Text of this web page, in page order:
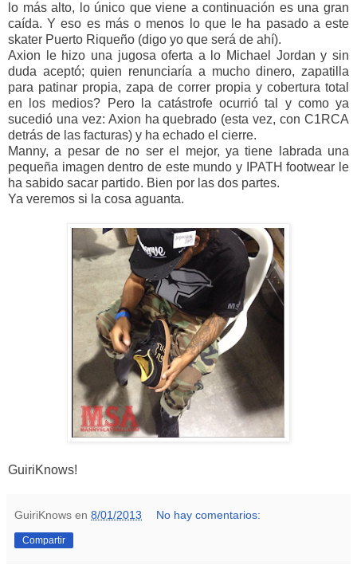
lo más alto, lo único que viene a continuación es una gran
caída. Y eso es más o menos lo que le ha pasado a este
skater Puerto Riqueño (digo yo que será de ahí).
Axion le hizo una jugosa oferta a lo Michael Jordan y sin
duda aceptó; quien renunciaría a mucho dinero, zapatilla
para patinar propia, zapa de correr propia y cobertura total
en los medios? Pero la catástrofe ocurrió tal y como ya
sucedió una vez: Axion ha quebrado (esta vez, con C1RCA
detrás de las facturas) y ha echado el cierre.
Manny, a pesar de no ser el mejor, ya tiene labrada una
pequeña imagen dentro de este mundo y IPATH footwear le
ha sabido sacar partido. Bien por las dos partes.
Ya veremos si la cosa aguanta.
GuiriKnows!
GuiriKnows en 8/01/2013 No hay comentarios:
Compartir